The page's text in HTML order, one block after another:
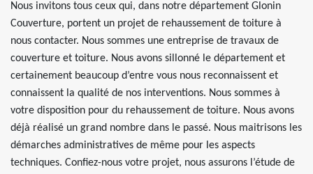
Nous invitons tous ceux qui, dans notre département Glonin
Couverture, portent un projet de rehaussement de toiture à
nous contacter. Nous sommes une entreprise de travaux de
couverture et toiture. Nous avons sillonné le département et
certainement beaucoup d’entre vous nous reconnaissent et
connaissent la qualité de nos interventions. Nous sommes à
votre disposition pour du rehaussement de toiture. Nous avons
déjà réalisé un grand nombre dans le passé. Nous maitrisons les
démarches administratives de même pour les aspects
techniques. Confiez-nous votre projet, nous assurons l’étude de